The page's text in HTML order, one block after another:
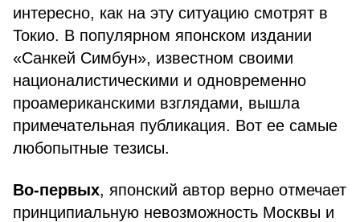
интересно, как на эту ситуацию смотрят в
Токио. В популярном японском издании
«Санкей Симбун», известном своими
националистическими и одновременно
проамериканскими взглядами, вышла
примечательная публикация. Вот ее самые
любопытные тезисы.
Во-первых, японский автор верно отмечает
принципиальную невозможность Москвы и